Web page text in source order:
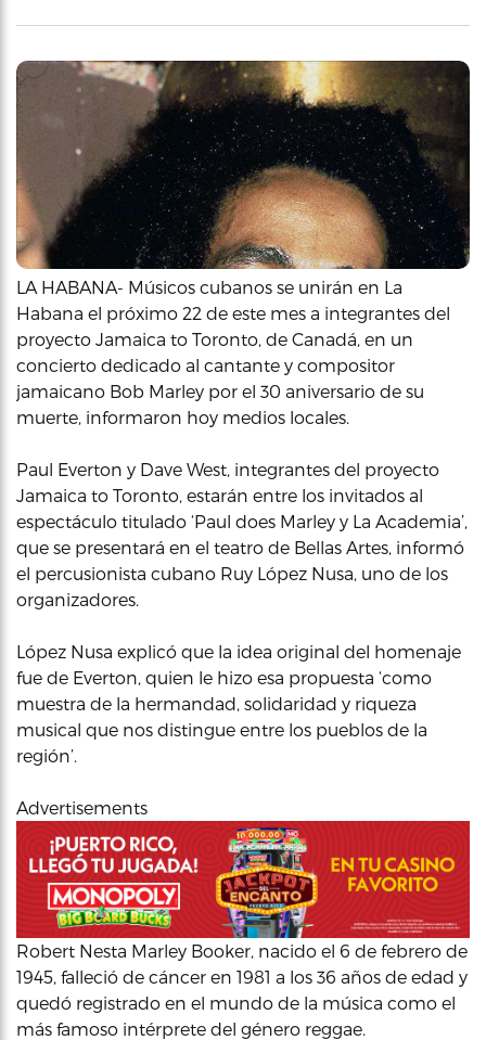
LA HABANA- Músicos cubanos se unirán en La
Habana el próximo 22 de este mes a integrantes del
proyecto Jamaica to Toronto, de Canadá, en un
concierto dedicado al cantante y compositor
jamaicano Bob Marley por el 30 aniversario de su
muerte, informaron hoy medios locales.
Paul Everton y Dave West, integrantes del proyecto
Jamaica to Toronto, estarán entre los invitados al
espectáculo titulado ‘Paul does Marley y La Academia’,
que se presentará en el teatro de Bellas Artes, informó
el percusionista cubano Ruy López Nusa, uno de los
organizadores.
López Nusa explicó que la idea original del homenaje
fue de Everton, quien le hizo esa propuesta ‘como
muestra de la hermandad, solidaridad y riqueza
musical que nos distingue entre los pueblos de la
región’.
Advertisements
Robert Nesta Marley Booker, nacido el 6 de febrero de
1945, falleció de cáncer en 1981 a los 36 años de edad y
quedó registrado en el mundo de la música como el
más famoso intérprete del género reggae.